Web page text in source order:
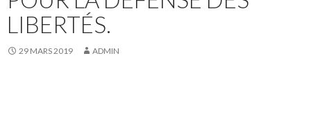
LIBERTÉS.
29 MARS 2019 ADMIN